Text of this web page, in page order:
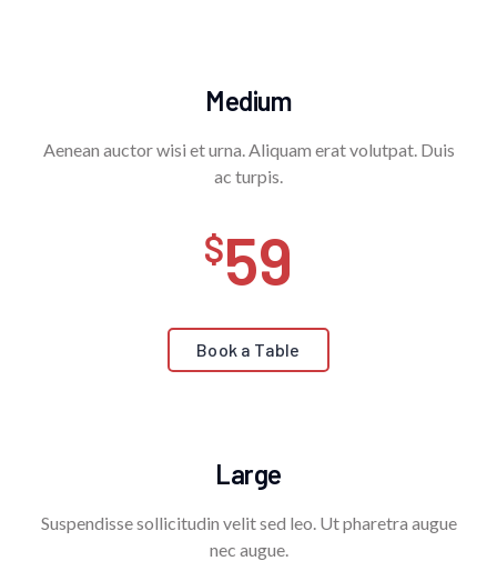
Medium
Aenean auctor wisi et urna. Aliquam erat volutpat. Duis
ac turpis.
59
Book a Table
Large
Suspendisse sollicitudin velit sed leo. Ut pharetra augue
nec augue.